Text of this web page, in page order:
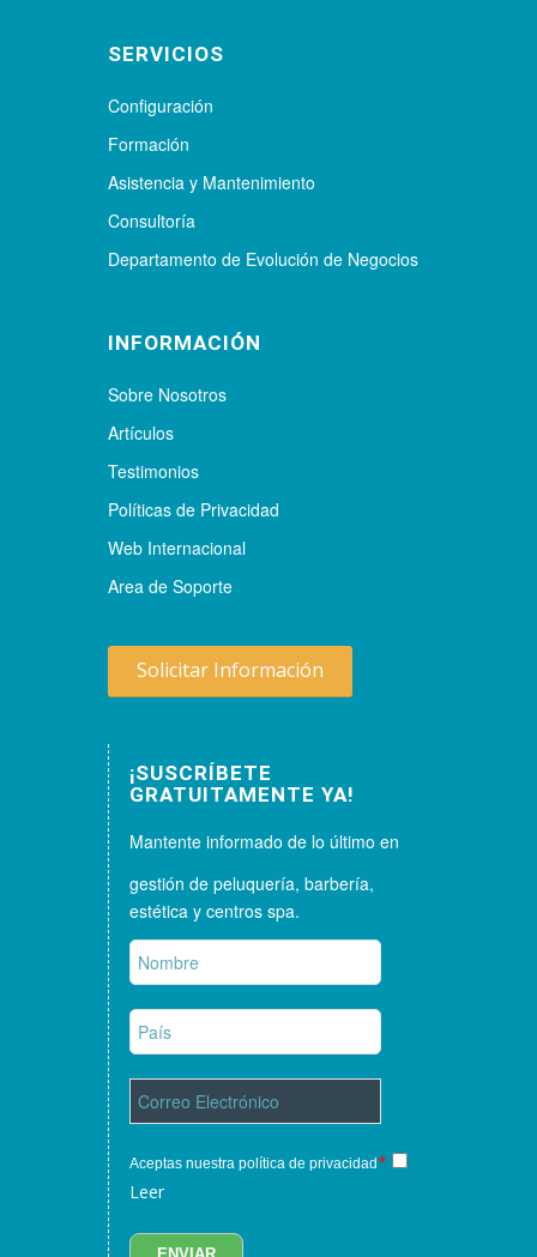
SERVICIOS
Configuración
Formación
Asistencia y Mantenimiento
Consultoría
Departamento de Evolución de Negocios
INFORMACIÓN
Sobre Nosotros
Artículos
Testimonios
Políticas de Privacidad
Web Internacional
Area de Soporte
Solicitar Información
¡SUSCRÍBETE
GRATUITAMENTE YA!
Mantente informado de lo último en
gestión de peluquería, barbería,
estética y centros spa.
Aceptas nuestra política de privacidad*
Leer